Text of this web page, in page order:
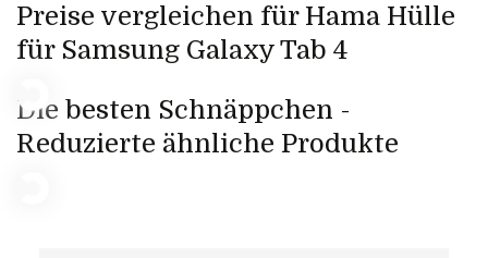
Preise vergleichen für Hama Hülle
für Samsung Galaxy Tab 4
Die besten Schnäppchen -
Reduzierte ähnliche Produkte